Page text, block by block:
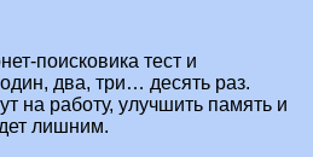
поисковика тест и
два, три… десять раз.
на работу, улучшить память и
лишним.